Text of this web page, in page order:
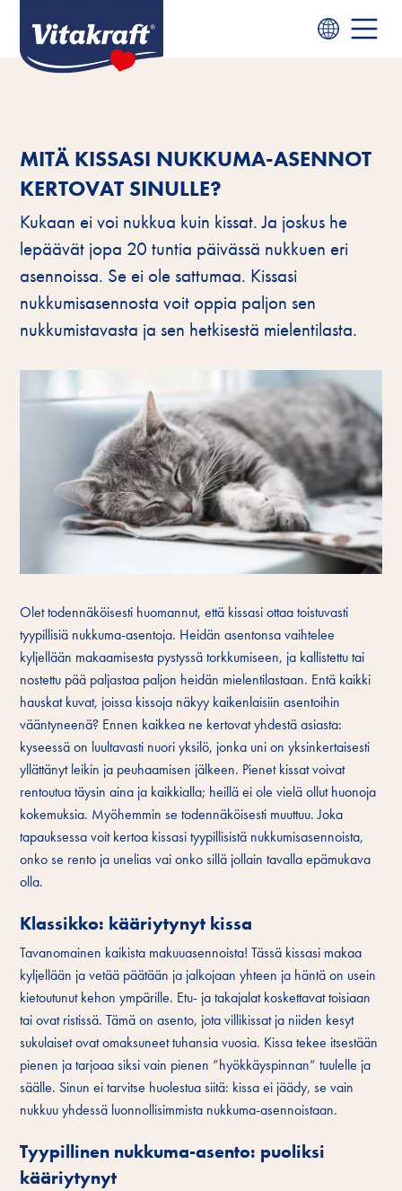
MITÄ KISSASI NUKKUMA-ASENNOT
KERTOVAT SINULLE?
Kukaan ei voi nukkua kuin kissat. Ja joskus he
lepäävät jopa 20 tuntia päivässä nukkuen eri
asennoissa. Se ei ole sattumaa. Kissasi
nukkumisasennosta voit oppia paljon sen
nukkumistavasta ja sen hetkisestä mielentilasta.
Olet todennäköisesti huomannut, että kissasi ottaa toistuvasti
tyypillisiä nukkuma-asentoja. Heidän asentonsa vaihtelee
kyljellään makaamisesta pystyssä torkkumiseen, ja kallistettu tai
nostettu pää paljastaa paljon heidän mielentilastaan. Entä kaikki
hauskat kuvat, joissa kissoja näkyy kaikenlaisiin asentoihin
vääntyneenä? Ennen kaikkea ne kertovat yhdestä asiasta:
kyseessä on luultavasti nuori yksilö, jonka uni on yksinkertaisesti
yllättänyt leikin ja peuhaamisen jälkeen. Pienet kissat voivat
rentoutua täysin aina ja kaikkialla; heillä ei ole vielä ollut huonoja
kokemuksia. Myöhemmin se todennäköisesti muuttuu. Joka
tapauksessa voit kertoa kissasi tyypillisistä nukkumisasennoista,
onko se rento ja unelias vai onko sillä jollain tavalla epämukava
olla.
Klassikko: kääriytynyt kissa
Tavanomainen kaikista makuuasennoista! Tässä kissasi makaa
kyljellään ja vetää päätään ja jalkojaan yhteen ja häntä on usein
kietoutunut kehon ympärille. Etu- ja takajalat koskettavat toisiaan
tai ovat ristissä. Tämä on asento, jota villikissat ja niiden kesyt
sukulaiset ovat omaksuneet tuhansia vuosia. Kissa tekee itsestään
pienen ja tarjoaa siksi vain pienen ”hyökkäyspinnan” tuulelle ja
säälle. Sinun ei tarvitse huolestua siitä: kissa ei jäädy, se vain
nukkuu yhdessä luonnollisimmista nukkuma-asennoistaan.
Tyypillinen nukkuma-asento: puoliksi
kääriytynyt